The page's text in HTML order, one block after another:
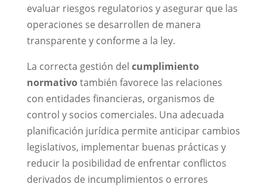
evaluar riesgos regulatorios y asegurar que las
operaciones se desarrollen de manera
transparente y conforme a la ley.
La correcta gestión del cumplimiento
normativotambién favorece las relaciones
con entidades financieras, organismos de
control y socios comerciales. Una adecuada
planificación jurídica permite anticipar cambios
legislativos, implementar buenas prácticas y
reducir la posibilidad de enfrentar conflictos
derivados de incumplimientos o errores